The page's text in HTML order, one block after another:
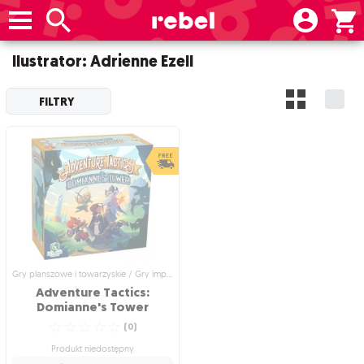
Ilustrator: Adrienne Ezell
FILTRY
Gry planszowe i towarzyskie / Gry imprezowe i towarzyskie
Adventure Tactics:
Domianne's Tower
(0)
Produkt niedostępny